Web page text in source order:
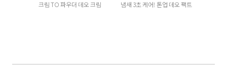
크림 TO 파우더 데오 크림
냄새 3초 케어! 톤업 데오 팩트